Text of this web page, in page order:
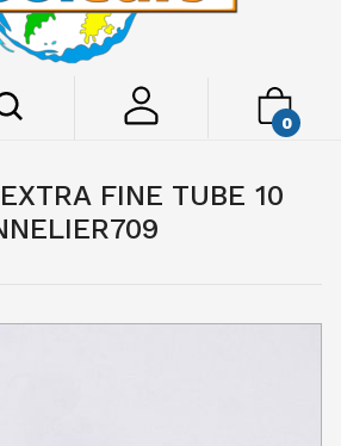
0
FINE TUBE 10